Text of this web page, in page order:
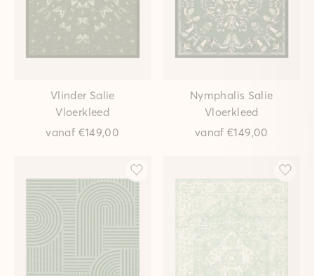
Vlinder Salie
Vloerkleed
vanaf €149,00
Nymphalis Salie
Vloerkleed
vanaf€149,00